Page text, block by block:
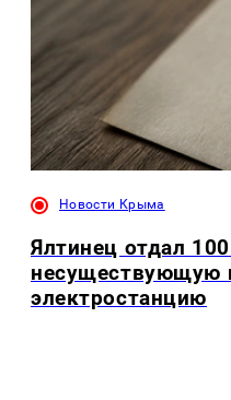
Новости Крыма
Ялтинец отдал
несуществующую
электростанцию